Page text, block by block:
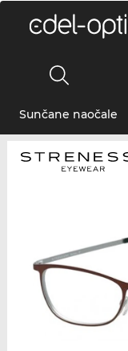
Sunčane naočale